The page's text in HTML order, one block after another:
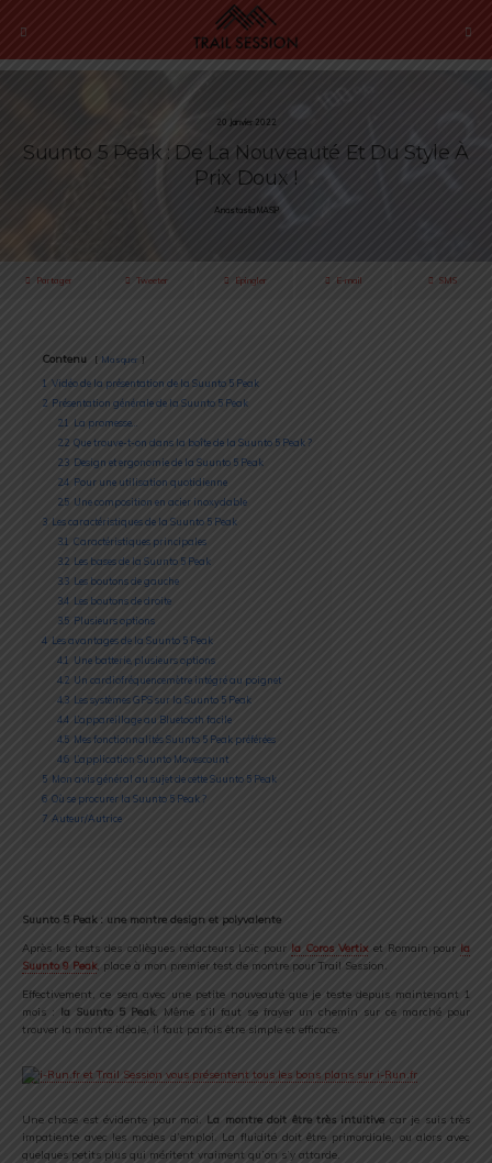
20 Janvier 2022
Suunto 5 Peak : De La Nouveauté Et Du Style À
Prix Doux !
Anastasiia MASIP
Partager Tweeter Épingler E-mail SMS
Contenu Masquer
1 Vidéo de la présentation de la Suunto 5 Peak
2 Présentation générale de la Suunto 5 Peak
2.1
La promesse…
2.2 Que trouve-t-on dans la boîte de la Suunto 5 Peak ?
2.3 Design et ergonomie de la Suunto 5 Peak
2.4 Pour une utilisation quotidienne
2.5 Une composition en acier inoxydable
3 Les caractéristiques de la Suunto 5 Peak
3.1
Caractéristiques principales
3.2 Les bases de la Suunto 5 Peak
3.3 Les boutons de gauche
3.4 Les boutons de droite
3.5 Plusieurs options
4 Les avantages de la Suunto 5 Peak
4.1
Une batterie, plusieurs options
4.2 Un cardiofréquencemètre intégré au poignet
4.3 Les systèmes GPS sur la Suunto 5 Peak
4.4 L’appareillage au Bluetooth facile
4.5 Mes fonctionnalités Suunto 5 Peak préférées
4.6 L’application Suunto Movescount
5 Mon avis général au sujet de cette Suunto 5 Peak
6 Où se procurer la Suunto 5 Peak ?
7 Auteur/Autrice
Suunto 5 Peak : une montre design et polyvalente
Après les tests des collègues rédacteurs Loïc pour la Coros Vertix et Romain pour la
Suunto 9 Peak, place à mon premier test de montre pour Trail Session.
Effectivement, ce sera avec une petite nouveauté que je teste depuis maintenant 1
mois : la Suunto 5 Peak. Même s’il faut se frayer un chemin sur ce marché pour
trouver la montre idéale, il faut parfois être simple et efficace.
Une chose est évidente pour moi. La montre doit être très intuitive car je suis très
impatiente avec les modes d’emploi. La fluidité doit être primordiale, ou alors avec
quelques petits plus qui méritent vraiment qu’on s’y attarde.